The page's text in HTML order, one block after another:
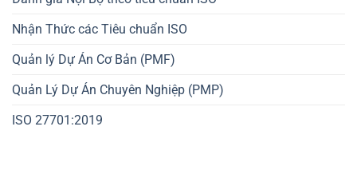
Nhận Thức các Tiêu chuẩn ISO
Quản lý Dự Án Cơ Bản (PMF)
Quản Lý Dự Án Chuyên Nghiệp (PMP)
ISO 27701:2019